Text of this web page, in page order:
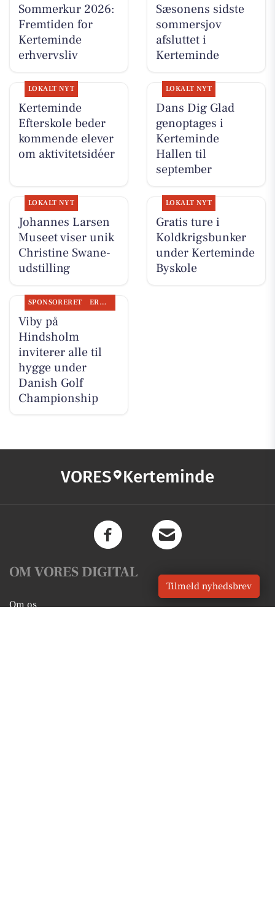
Sommerkur 2026:
Fremtiden for
Kerteminde
erhvervsliv
Sæsonens sidste
sommersjov
afsluttet i
Kerteminde
LOKALT NYT
Kerteminde
Efterskole beder
kommende elever
om aktivitetsidéer
LOKALT NYT
Dans Dig Glad
genoptages i
Kerteminde
Hallen til
september
LOKALT NYT
Johannes Larsen
Museet viser unik
Christine Swane-
udstilling
LOKALT NYT
Gratis ture i
Koldkrigsbunker
under Kerteminde
Byskole
SPONSORERET ERHVERV
Viby på
Hindsholm
inviterer alle til
hygge under
Danish Golf
Championship
VORES Kerteminde
OM VORES DIGITAL
Om os
Tilmeld nyhedsbrev